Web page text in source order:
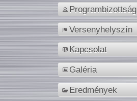
Programbizottság
Versenyhelyszín
Kapcsolat
Galéria
Eredmények